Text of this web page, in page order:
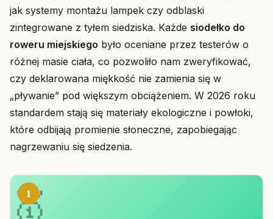
jak systemy montażu lampek czy odblaski
zintegrowane z tyłem siedziska. Każde siodełko do
roweru miejskiego było oceniane przez testerów o
różnej masie ciała, co pozwoliło nam zweryfikować,
czy deklarowana miękkość nie zamienia się w
„pływanie” pod większym obciążeniem. W 2026 roku
standardem stają się materiały ekologiczne i powłoki,
które odbijają promienie słoneczne, zapobiegając
nagrzewaniu się siedzenia.
1